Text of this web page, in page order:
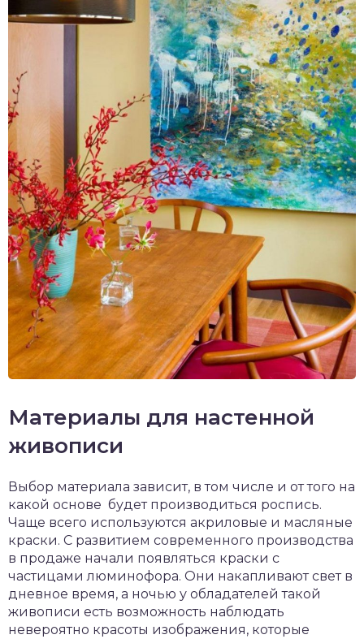
Материалы для настенной
живописи
Выбор материала зависит, в том числе и от того на
какой основе будет производиться роспись.
Чаще всего используются акриловые и масляные
краски. С развитием современного производства
в продаже начали появляться краски с
частицами люминофора. Они накапливают свет в
дневное время, а ночью у обладателей такой
живописи есть возможность наблюдать
невероятно красоты изображения, которые